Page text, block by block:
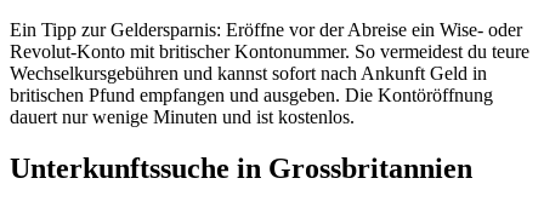
Ein Tipp zur Geldersparnis: Eröffne vor der Abreise ein Wise- oder
Revolut-Konto mit britischer Kontonummer. So vermeidest du teure
Wechselkursgebühren und kannst sofort nach Ankunft Geld in
britischen Pfund empfangen und ausgeben. Die Kontöröffnung
dauert nur wenige Minuten und ist kostenlos.
Unterkunftssuche in Grossbritannien